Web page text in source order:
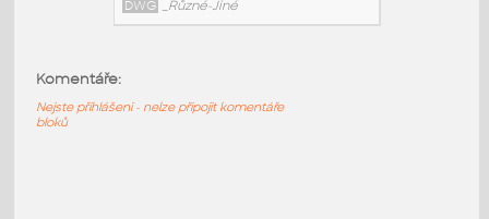
DWG Materiály
Komentáře:
Nejste přihlášeni - nelze připojit komentáře
bloků